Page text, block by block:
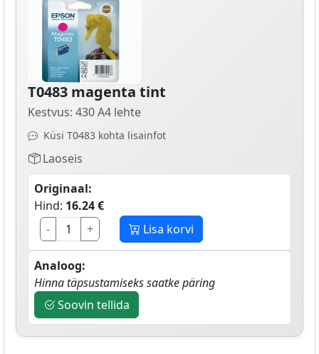
T0483 magenta tint
Kestvus: 430 A4 lehte
Küsi T0483 kohta lisainfot
Laoseis
Originaal:
Hind: 16.24 €
-
+ Lisa korvi
Analoog:
Hinna täpsustamiseks saatke päring
Soovin tellida